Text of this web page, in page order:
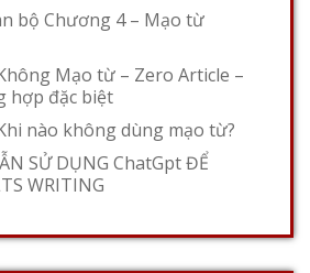
bộ Chương 4 – Mạo từ
Mạo từ – Zero Article –
hợp đặc biệt
nào không dùng mạo từ?
SỬ DỤNG ChatGpt ĐỂ
WRITING